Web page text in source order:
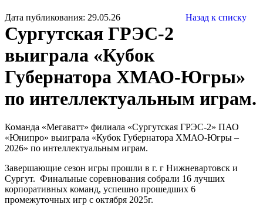
Дата публикования: 29.05.26 Назад к списку
Сургутская ГРЭС-2
выиграла «Кубок
Губернатора ХМАО-Югры»
по интеллектуальным играм.
Команда «Мегаватт» филиала «Сургутская ГРЭС-2» ПАО
«Юнипро» выиграла «Кубок Губернатора ХМАО-Югры –
2026» по интеллектуальным играм.
Завершающие сезон игры прошли в г. г Нижневартовск и
Сургут. Финальные соревнования собрали 16 лучших
корпоративных команд, успешно прошедших 6
промежуточных игр с октября 2025г.